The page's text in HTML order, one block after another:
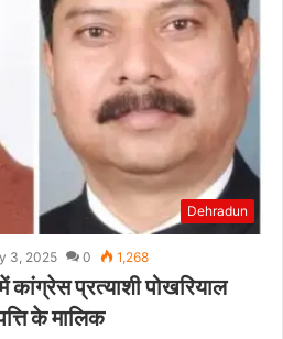
Dehradun
3, 2025 0 1,268
प्रत्याशी पोखरियाल
के मालिक